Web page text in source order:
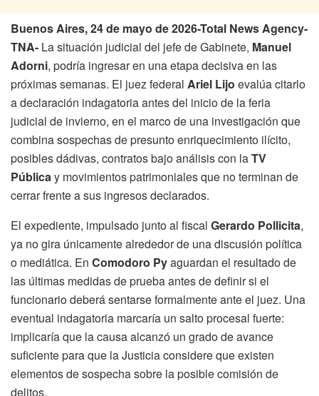
Buenos Aires, 24 de mayo de 2026-Total News Agency-
TNA- La situación judicial del jefe de Gabinete, Manuel
Adorni, podría ingresar en una etapa decisiva en las
próximas semanas. El juez federal Ariel Lijo evalúa citarlo
a declaración indagatoria antes del inicio de la feria
judicial de invierno, en el marco de una investigación que
combina sospechas de presunto enriquecimiento ilícito,
posibles dádivas, contratos bajo análisis con laTV
Públicay movimientos patrimoniales que no terminan de
cerrar frente a sus ingresos declarados.
El expediente, impulsado junto al fiscal Gerardo Pollicita,
ya no gira únicamente alrededor de una discusión política
o mediática. En Comodoro Pyaguardan el resultado de
las últimas medidas de prueba antes de definir si el
funcionario deberá sentarse formalmente ante el juez. Una
eventual indagatoria marcaría un salto procesal fuerte:
implicaría que la causa alcanzó un grado de avance
suficiente para que la Justicia considere que existen
elementos de sospecha sobre la posible comisión de
delitos.